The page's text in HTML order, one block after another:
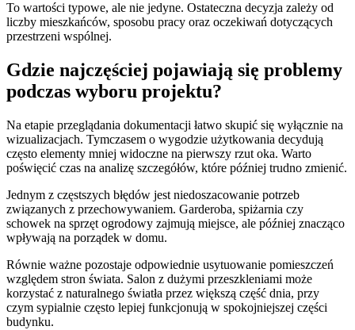
To wartości typowe, ale nie jedyne. Ostateczna decyzja zależy od
liczby mieszkańców, sposobu pracy oraz oczekiwań dotyczących
przestrzeni wspólnej.
Gdzie najczęściej pojawiają się problemy
podczas wyboru projektu?
Na etapie przeglądania dokumentacji łatwo skupić się wyłącznie na
wizualizacjach. Tymczasem o wygodzie użytkowania decydują
często elementy mniej widoczne na pierwszy rzut oka. Warto
poświęcić czas na analizę szczegółów, które później trudno zmienić.
Jednym z częstszych błędów jest niedoszacowanie potrzeb
związanych z przechowywaniem. Garderoba, spiżarnia czy
schowek na sprzęt ogrodowy zajmują miejsce, ale później znacząco
wpływają na porządek w domu.
Równie ważne pozostaje odpowiednie usytuowanie pomieszczeń
względem stron świata. Salon z dużymi przeszkleniami może
korzystać z naturalnego światła przez większą część dnia, przy
czym sypialnie często lepiej funkcjonują w spokojniejszej części
budynku.